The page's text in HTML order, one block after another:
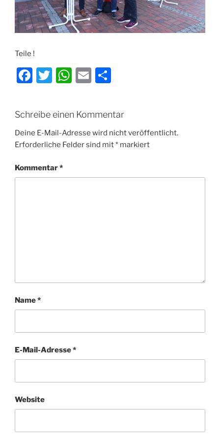
Teile !
F
c
e
b
o
o
T
itt
er
W
at
s
A
p
E
l
le
n
Schreibe einen Kommentar
Deine E-Mail-Adresse wird nicht veröffentlicht.
Erforderliche Felder sind mit* markiert
Kommentar*
Name*
E-Mail-Adresse*
Website